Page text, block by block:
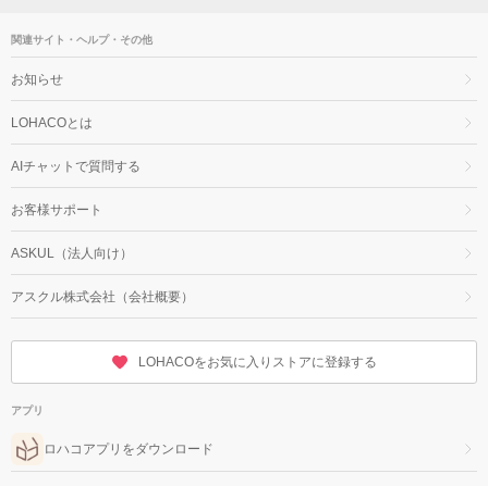
関連サイト・ヘルプ・その他
お知らせ
LOHACOとは
AIチャットで質問する
お客様サポート
ASKUL（法人向け）
アスクル株式会社（会社概要）
LOHACOをお気に入りストアに登録する
アプリ
ロハコアプリをダウンロード